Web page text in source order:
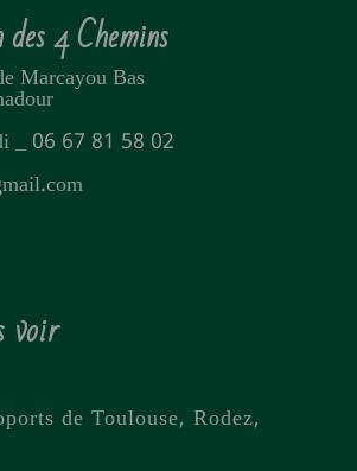
4 Chemins
Marcayou Bas
_ 06 67 81 58 02
voir
de Toulouse, Rodez,